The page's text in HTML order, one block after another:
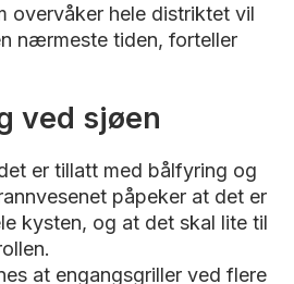
overvåker hele distriktet vil
nærmeste tiden, forteller
ved sjøen
er tillatt med bålfyring og
påpeker at det er
kysten, og at det skal lite til
at engangsgriller ved flere